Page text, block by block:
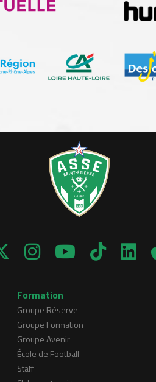
Formation
Groupe Réserve
Groupe Formation
Groupe Avenir
École de Football
Staff